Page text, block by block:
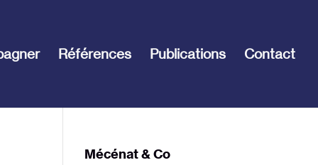
Références Publications Contact
Mécénat & Co